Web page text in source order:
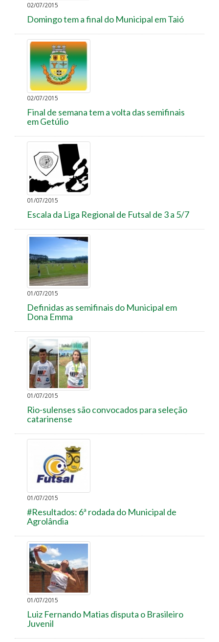
02/07/2015
Domingo tem a final do Municipal em Taió
02/07/2015
Final de semana tem a volta das semifinais
em Getúlio
01/07/2015
Escala da Liga Regional de Futsal de 3 a 5/7
01/07/2015
Definidas as semifinais do Municipal em
Dona Emma
01/07/2015
Rio-sulenses são convocados para seleção
catarinense
01/07/2015
#Resultados: 6ª rodada do Municipal de
Agrolândia
01/07/2015
Luiz Fernando Matias disputa o Brasileiro
Juvenil